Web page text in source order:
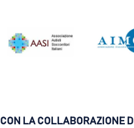
CON LA COLLABORAZIONE DI